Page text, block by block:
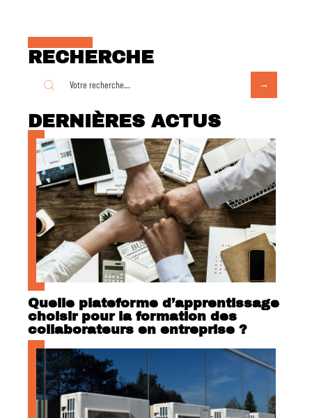
RECHERCHE
DERNIÈRES ACTUS
Quelle plateforme d’apprentissage
choisir pour la formation des
collaborateurs en entreprise ?